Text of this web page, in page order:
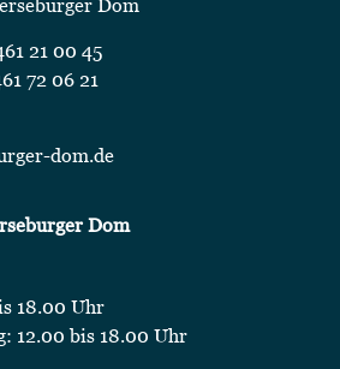
Dom
21 00 45
72 06 21
dom.de
Dom
18.00 Uhr
12.00 bis 18.00 Uhr